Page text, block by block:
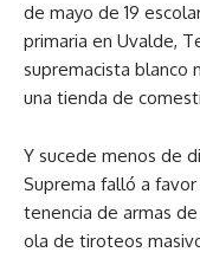
de mayo de 19
primaria en Uvalde,
supremacista blanco
una tienda de
Y sucede menos de
Suprema falló a
tenencia de armas
ola de tiroteos